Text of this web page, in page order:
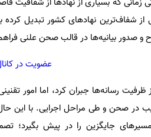
شفاف‌ترین نهادهای کشور تبدیل کرده
و صدور بیانیه‌ها در قالب صحن علنی
عضویت در
ظرفیت رسانه‌ها جبران کرد، اما امور
در صحن و طی مراحل اجرایی. با این
جایگزین را در پیش بگیرد؛